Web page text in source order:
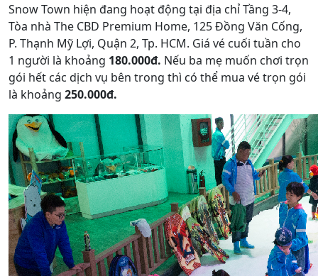
Snow Town hiện đang hoạt động tại địa chỉ Tầng 3-4,
Tòa nhà The CBD Premium Home, 125 Đồng Văn Cống,
P. Thạnh Mỹ Lợi, Quận 2, Tp. HCM. Giá vé cuối tuần cho
1 người là khoảng 180.000đ. Nếu ba mẹ muốn chơi trọn
gói hết các dịch vụ bên trong thì có thể mua vé trọn gói
là khoảng 250.000đ.